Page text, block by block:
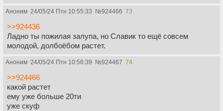
Аноним 24/05/24 Птн 10:55:33 №924466 73
>>924436
Ладно ты пожилая залупа, но Славик то ещё совсем
молодой, долбоёбом растет.
Аноним 24/05/24 Птн 10:56:39 №924467 74
>>924466
какой растет
ему уже больше 20ти
уже скуф